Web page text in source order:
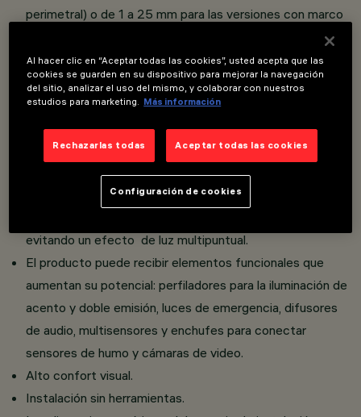
perimetral) o de 1 a 25 mm para las versiones con marco
Cuerpo principal con superficie radiante de aluminio
fundido a presión.
Óptica de alta definición en termoplástico metalizado,
integrada con la innovadora pantalla negra
antideslumbrante que define una emisión con luminancia
controlada UGR <10.
La conformación particular del sistema óptico permite
evitando un efecto de luz multipuntual.
El producto puede recibir elementos funcionales que
aumentan su potencial: perfiladores para la iluminación de
acento y doble emisión, luces de emergencia, difusores
de audio, multisensores y enchufes para conectar
sensores de humo y cámaras de video.
Alto confort visual.
Instalación sin herramientas.
Al hacer clic en “Aceptar todas las cookies”, usted acepta que las
cookies se guarden en su dispositivo para mejorar la navegación
del sitio, analizar el uso del mismo, y colaborar con nuestros
estudios para marketing.
Más información
Rechazarlas todas Aceptar todas las cookies
Configuración de cookies